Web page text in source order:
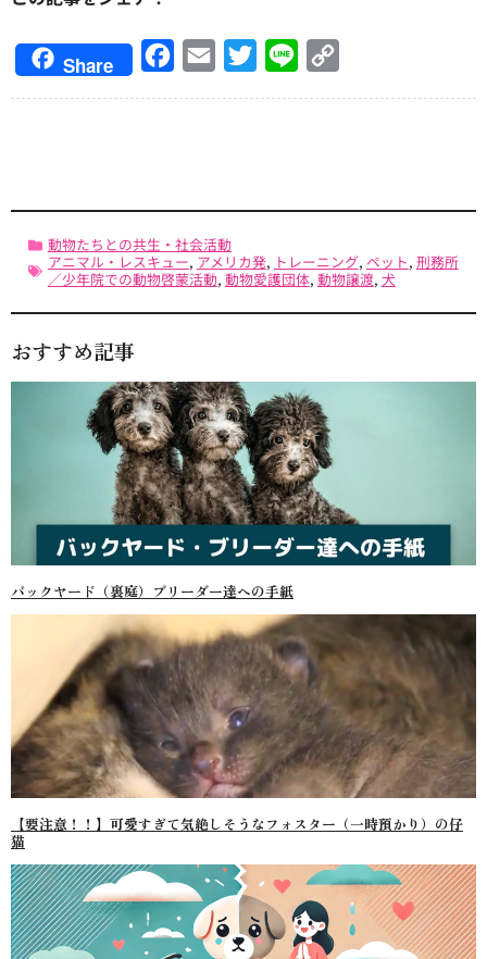
Share Facebook
Email TwitterLine
動物たちとの共生・社会活動
アニマル・レスキュー, アメリカ発, トレーニング, ペット, 刑務所
／少年院での動物啓蒙活動, 動物愛護団体, 動物譲渡, 犬
おすすめ記事
バックヤード（裏庭）ブリーダー達への手紙
【要注意！！】可愛すぎて気絶しそうなフォスター（一時預かり）の仔
猫